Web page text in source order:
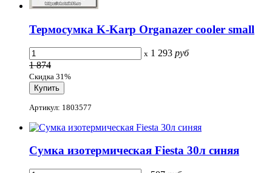
Термосумка K-Karp Organazer cooler small
x 1 293 руб
1 874
Скидка 31%
Артикул: 1803577
Сумка изотермическая Fiesta 30л синяя